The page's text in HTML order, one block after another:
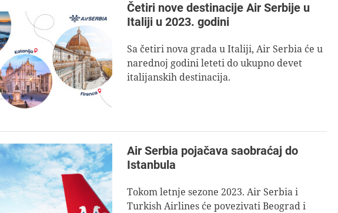
Četiri nove destinacije Air Serbije u
Italiji u 2023. godini
Sa četiri nova grada u Italiji, Air Serbia će u
narednoj godini leteti do ukupno devet
italijanskih destinacija.
Air Serbia pojačava saobraćaj do
Istanbula
Tokom letnje sezone 2023. Air Serbia i
Turkish Airlines će povezivati Beograd i